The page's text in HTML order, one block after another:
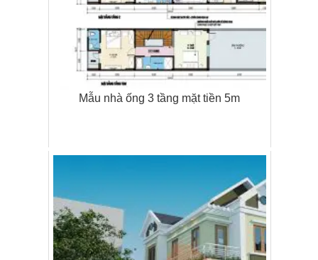
Mẫu nhà ống 3 tầng mặt tiền 5m